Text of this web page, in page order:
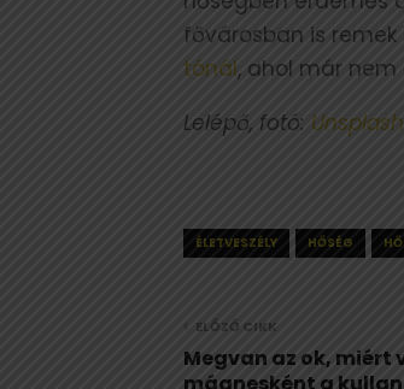
fővárosban is
tónál, ahol már nem
Lelépő, fotó: Unsplash
ÉLETVESZÉLY HŐSÉG
ELŐZŐ CIKK
Megvan az ok, miért
mágnesként a